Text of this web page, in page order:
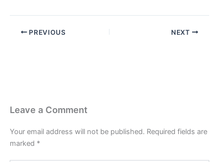
PREVIOUS NEXT
Leave a Comment
Your email address will not be published. Required fields are
marked *